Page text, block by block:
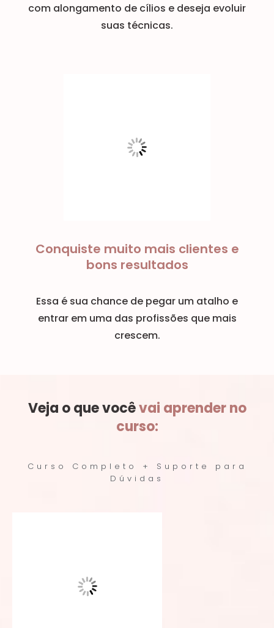
com alongamento de cílios e deseja evoluir
suas técnicas.
Conquiste muito mais clientes e
bons resultados
Essa é sua chance de pegar um atalho e
entrar em uma das profissões que mais
crescem.
Veja o que vocêvai aprender no
curso:
Curso Completo + Suporte para
Dúvidas